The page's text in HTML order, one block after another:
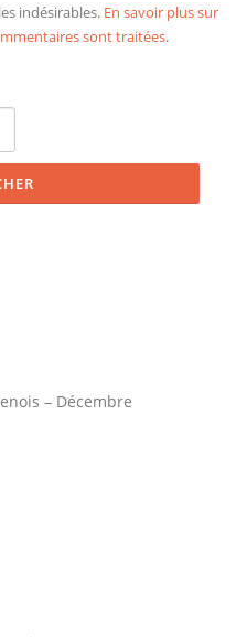
indésirables. En savoir plus sur
sont traitées.
– Décembre